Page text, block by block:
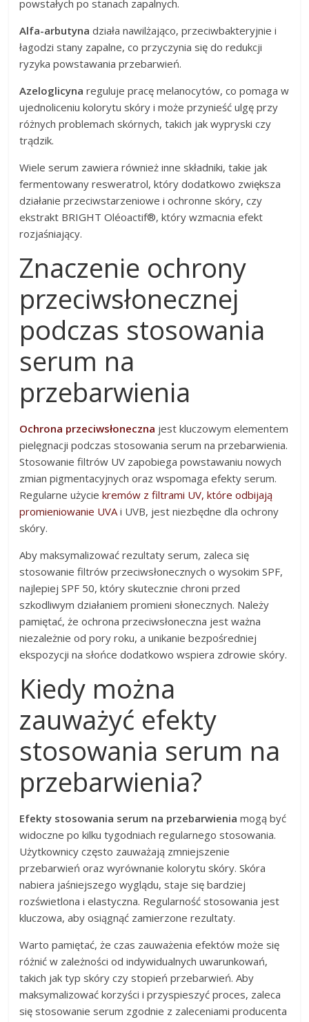
powstałych po stanach zapalnych.
Alfa-arbutyna działa nawilżająco, przeciwbakteryjnie i
łagodzi stany zapalne, co przyczynia się do redukcji
ryzyka powstawania przebarwień.
Azeloglicyna reguluje pracę melanocytów, co pomaga w
ujednoliceniu kolorytu skóry i może przynieść ulgę przy
różnych problemach skórnych, takich jak wypryski czy
trądzik.
Wiele serum zawiera również inne składniki, takie jak
fermentowany resweratrol, który dodatkowo zwiększa
działanie przeciwstarzeniowe i ochronne skóry, czy
ekstrakt BRIGHT Oléoactif®, który wzmacnia efekt
rozjaśniający.
Znaczenie ochrony
przeciwsłonecznej
podczas stosowania
serum na
przebarwienia
Ochrona przeciwsłoneczna jest kluczowym elementem
pielęgnacji podczas stosowania serum na przebarwienia.
Stosowanie filtrów UV zapobiega powstawaniu nowych
zmian pigmentacyjnych oraz wspomaga efekty serum.
Regularne użyciekremów z filtrami UV, które odbijają
promieniowanie UVA i UVB, jest niezbędne dla ochrony
skóry.
Aby maksymalizować rezultaty serum, zaleca się
stosowanie filtrów przeciwsłonecznych o wysokim SPF,
najlepiej SPF 50, który skutecznie chroni przed
szkodliwym działaniem promieni słonecznych. Należy
pamiętać, że ochrona przeciwsłoneczna jest ważna
niezależnie od pory roku, a unikanie bezpośredniej
ekspozycji na słońce dodatkowo wspiera zdrowie skóry.
Kiedy można
zauważyć efekty
stosowania serum na
przebarwienia?
Efekty stosowania serum na przebarwienia mogą być
widoczne po kilku tygodniach regularnego stosowania.
Użytkownicy często zauważają zmniejszenie
przebarwień oraz wyrównanie kolorytu skóry. Skóra
nabiera jaśniejszego wyglądu, staje się bardziej
rozświetlona i elastyczna. Regularność stosowania jest
kluczowa, aby osiągnąć zamierzone rezultaty.
Warto pamiętać, że czas zauważenia efektów może się
różnić w zależności od indywidualnych uwarunkowań,
takich jak typ skóry czy stopień przebarwień. Aby
maksymalizować korzyści i przyspieszyć proces, zaleca
się stosowanie serum zgodnie z zaleceniami producenta